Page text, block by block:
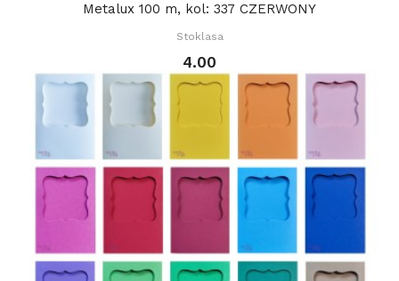
Metalux 100 m, kol: 337 CZERWONY
Stoklasa
4.00